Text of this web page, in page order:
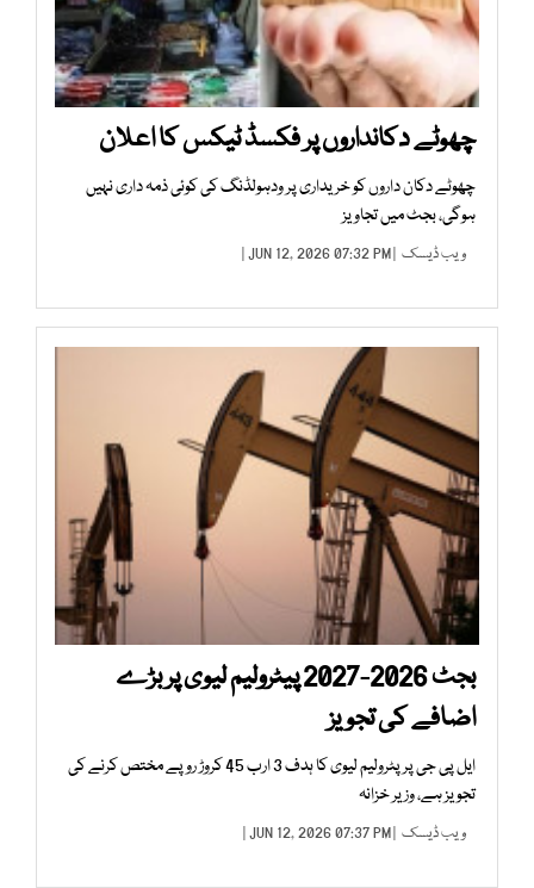
چھوٹے دکانداروں پر فکسڈ ٹیکس کا اعلان
چھوٹے دکان داروں کو خریداری پر ودہولڈنگ کی کوئی ذمہ داری نہیں
ہوگی، بجٹ میں تجاویز
ویب ڈیسک | JUN 12, 2026 07:32 PM |
بجٹ 2026-2027 پیٹرولیم لیوی پر بڑے
اضافے کی تجویز
ایل پی جی پر پٹرولیم لیوی کا ہدف 3 ارب 45 کروڑ روپے مختص کرنے کی
تجویز ہے، وزیر خزانہ
ویب ڈیسک | JUN 12, 2026 07:37 PM |